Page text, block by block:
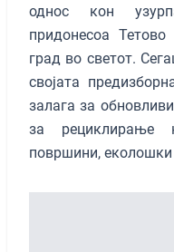
однос кон
придонесоа
град во светот.
својата
залага за
за рециклирање
површини, еколошки